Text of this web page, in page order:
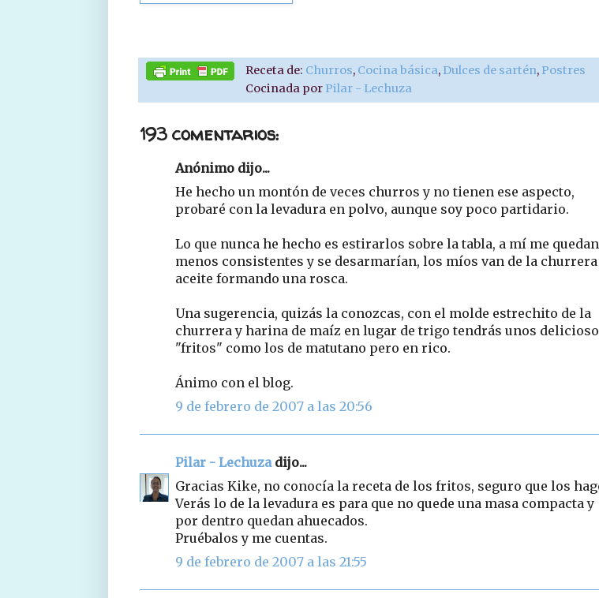
Receta de: Churros, Cocina básica, Dulces de sartén, Postres
Cocinada por Pilar - Lechuza
193 comentarios:
Anónimo dijo...
He hecho un montón de veces churros y no tienen ese aspecto,
probaré con la levadura en polvo, aunque soy poco partidario.
Lo que nunca he hecho es estirarlos sobre la tabla, a mí me quedan
menos consistentes y se desarmarían, los míos van de la churrera
aceite formando una rosca.
Una sugerencia, quizás la conozcas, con el molde estrechito de la
churrera y harina de maíz en lugar de trigo tendrás unos
"fritos" como los de matutano pero en rico.
Ánimo con el blog.
9 de febrero de 2007 a las 20:56
Pilar - Lechuzadijo...
Gracias Kike, no conocía la receta de los fritos, seguro que los
Verás lo de la levadura es para que no quede una masa compacta y
por dentro quedan ahuecados.
Pruébalos y me cuentas.
9 de febrero de 2007 a las 21:55